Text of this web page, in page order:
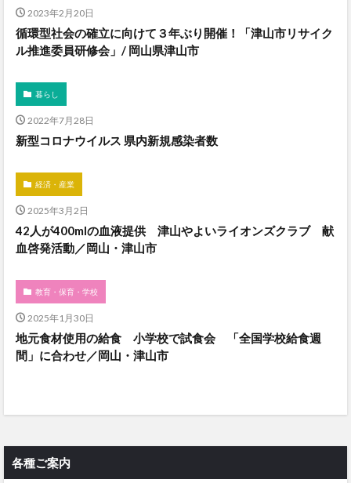
2023年2月20日
循環型社会の確立に向けて３年ぶり開催！「津山市リサイク
ル推進委員研修会」/ 岡山県津山市
暮らし
2022年7月28日
新型コロナウイルス 県内新規感染者数
経済・産業
2025年3月2日
42人が400mlの血液提供 津山やよいライオンズクラブ 献
血啓発活動／岡山・津山市
教育・保育・学校
2025年1月30日
地元食材使用の給食 小学校で試食会 「全国学校給食週
間」に合わせ／岡山・津山市
各種ご案内